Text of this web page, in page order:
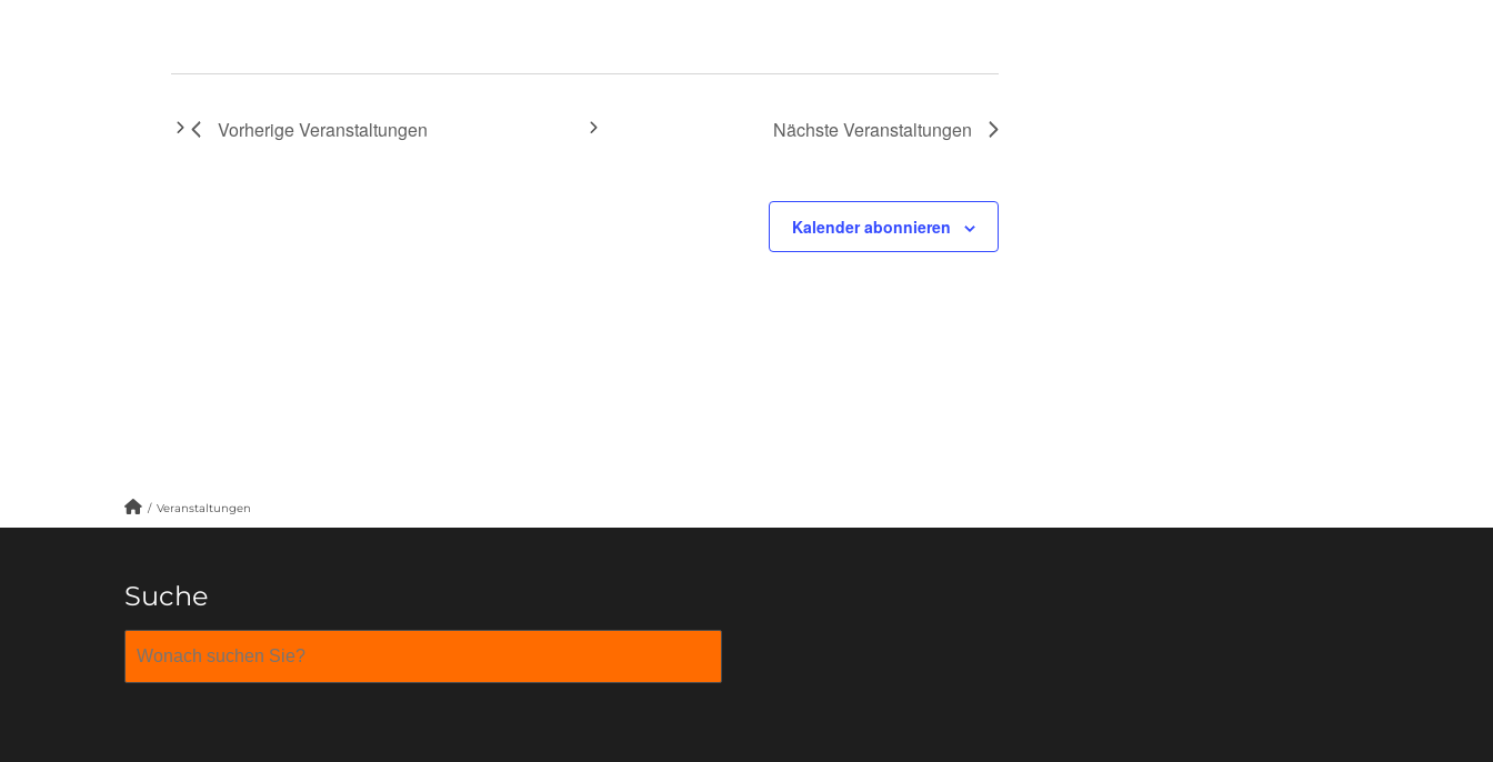
VorherigeVeranstaltungen NächsteVeranstaltungen
Kalender abonnieren
/ Veranstaltungen
Suche